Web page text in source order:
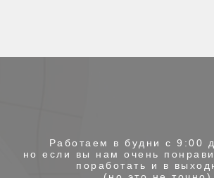
Работаем в будни с 9:00
но если вы нам очень
поработать и в